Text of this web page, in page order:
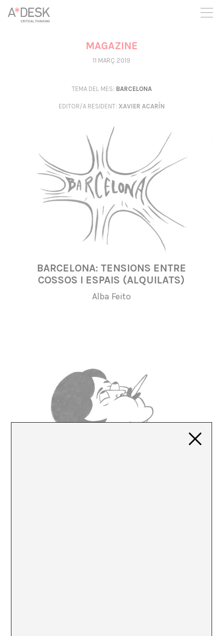
seguim necessitant-te per a poder seguir endavant. Ara pots
participar del projecte i recolzar-lo.
MAGAZINE
11 MARÇ 2019
TEMA DEL MES: BARCELONA
EDITOR/A RESIDENT: XAVIER ACARÍN
BARCELONA: TENSIONS ENTRE
COSSOS I ESPAIS (ALQUILATS)
Alba Feito